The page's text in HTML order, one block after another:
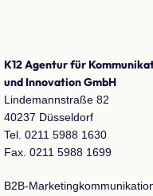
K12 Agentur für
und Innovation GmbH
Lindemannstraße 82
40237 Düsseldorf
Tel. 0211 5988 1630
Fax. 0211 5988 1699
B2B-